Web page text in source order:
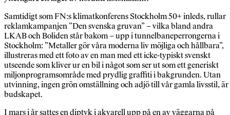
Samtidigt som FN:s klimat­konferens Stockholm 50+ inleds, rullar
reklamkampanjen ”Den svenska gruvan” – vilka bland andra
LKAB och Boliden står bakom – upp i tunnelbaneperrongerna i
Stockholm: ”Metaller gör våra moderna liv möjliga och hållbara”,
illustreras med ett foto av en man med ett icke-typiskt svenskt
utseende som kliver ur en bil i något som ser ut som ett generiskt
miljonprogramsområde med prydlig graffiti i bakgrunden. Utan
utvinning, ingen grön omställning och adjö till vår gamla livsstil, är
budskapet.
I mars i år sattes en diptyk i akvarell upp på en av väggarna på